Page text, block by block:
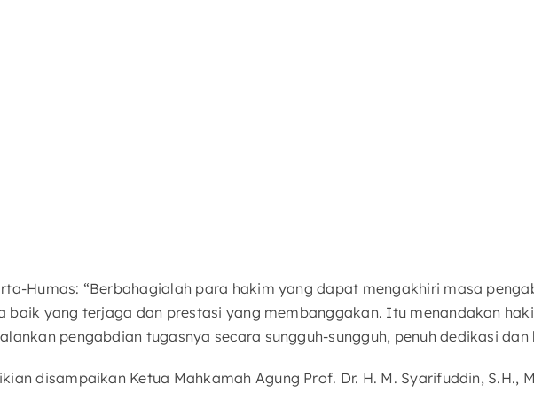
Humas: “Berbahagialah para hakim yang dapat mengakhiri masa
baik yang terjaga dan prestasi yang membanggakan. Itu menandakan
pengabdian tugasnya secara sungguh-sungguh, penuh dedikasi dan
disampaikan Ketua Mahkamah Agung Prof. Dr. H. M. Syarifuddin, S.H.,